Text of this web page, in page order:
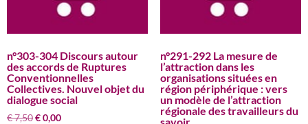
n°303-304 Discours autour
des accords de Ruptures
Conventionnelles
Collectives. Nouvel objet du
dialogue social
€7,50Le
€0,00Le
n°291-292 La mesure de
l’attraction dans les
organisations situées en
région périphérique : vers
un modèle de l’attraction
régionale des travailleurs du